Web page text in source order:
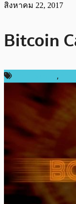
สิงหาคม 22, 2017
Bitcoin
,